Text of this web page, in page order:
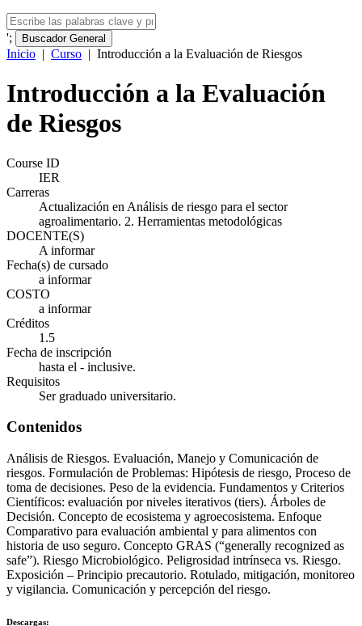
'; Buscador General
Inicio | Curso | Introducción a la Evaluación de Riesgos
Introducción a la Evaluación
de Riesgos
Course ID
IER
Carreras
Actualización en Análisis de riesgo para el sector
agroalimentario. 2. Herramientas metodológicas
DOCENTE(S)
A informar
Fecha(s) de cursado
a informar
COSTO
a informar
Créditos
1.5
Fecha de inscripción
hasta el - inclusive.
Requisitos
Ser graduado universitario.
Contenidos
Análisis de Riesgos. Evaluación, Manejo y Comunicación de
riesgos. Formulación de Problemas: Hipótesis de riesgo, Proceso de
toma de decisiones. Peso de la evidencia. Fundamentos y Criterios
Científicos: evaluación por niveles iterativos (tiers). Árboles de
Decisión. Concepto de ecosistema y agroecosistema. Enfoque
Comparativo para evaluación ambiental y para alimentos con
historia de uso seguro. Concepto GRAS (“generally recognized as
safe”). Riesgo Microbiológico. Peligrosidad intrínseca vs. Riesgo.
Exposición – Principio precautorio. Rotulado, mitigación, monitoreo
y vigilancia. Comunicación y percepción del riesgo.
Descargas: